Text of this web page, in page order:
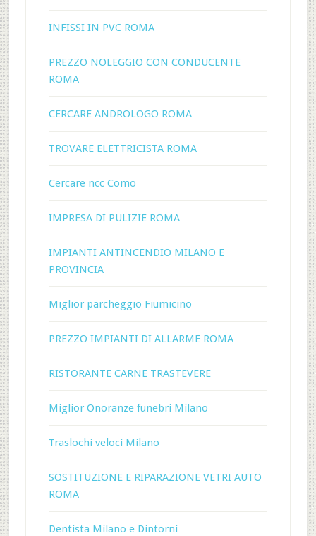
INFISSI IN PVC ROMA
PREZZO NOLEGGIO CON CONDUCENTE
ROMA
CERCARE ANDROLOGO ROMA
TROVARE ELETTRICISTA ROMA
Cercare ncc Como
IMPRESA DI PULIZIE ROMA
IMPIANTI ANTINCENDIO MILANO E
PROVINCIA
Miglior parcheggio Fiumicino
PREZZO IMPIANTI DI ALLARME ROMA
RISTORANTE CARNE TRASTEVERE
Miglior Onoranze funebri Milano
Traslochi veloci Milano
SOSTITUZIONE E RIPARAZIONE VETRI AUTO
ROMA
Dentista Milano e Dintorni